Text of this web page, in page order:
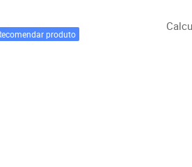
produto